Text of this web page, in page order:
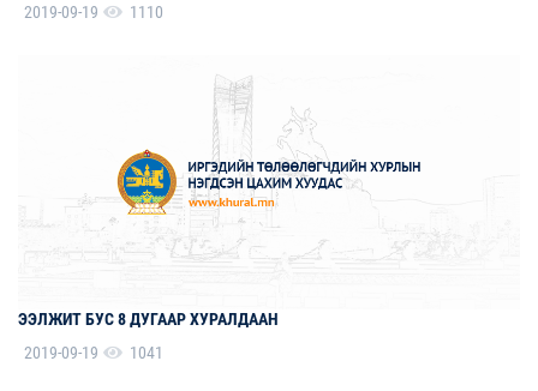
2019-09-19
1110
ЭЭЛЖИТ БУС 8 ДУГААР ХУРАЛДААН
2019-09-19
1041